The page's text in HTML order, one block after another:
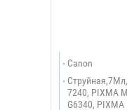
Canon
7240, PIXMA
G6340,